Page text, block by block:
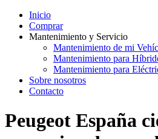
Inicio
Comprar
Mantenimiento y Servicio
Mantenimiento de mi
Mantenimiento para
Mantenimiento para
Sobre nosotros
Contacto
Peugeot España